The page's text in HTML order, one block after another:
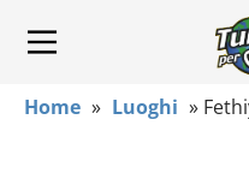
Home » Luoghi »